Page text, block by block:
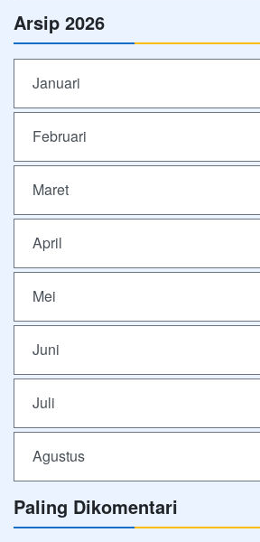
Arsip 2026
Januari
Februari
Maret
April
Mei
Juni
Juli
Agustus
Paling Dikomentari